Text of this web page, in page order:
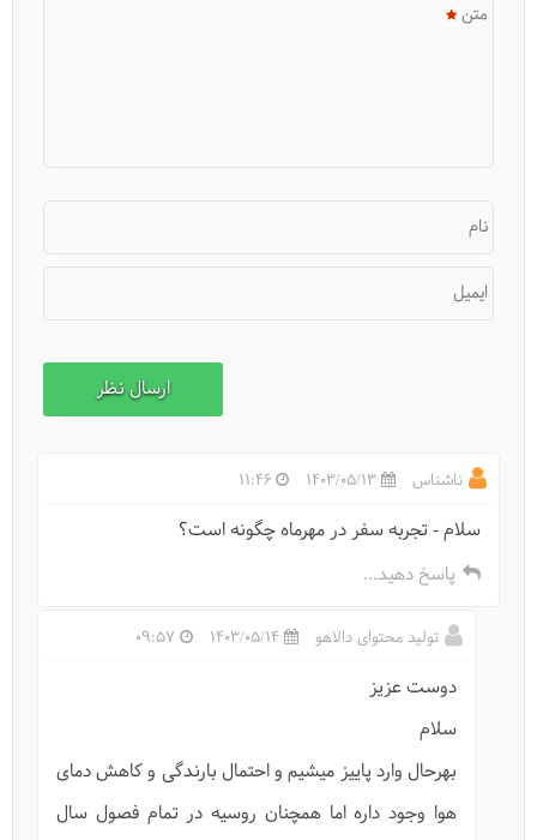
متن
نام
ایمیل
ناشناس 1403/05/13
11:46
سلام - تجربه سفر در مهرماه چگونه است؟
پاسخ دهید...
تولید محتوای دالاهو 1403/05/14
09:57
دوست عزیز
سلام
بهرحال وارد پاییز میشیم و احتمال بارندگی و کاهش دمای
هوا وجود داره اما همچنان روسیه در تمام فصول سال